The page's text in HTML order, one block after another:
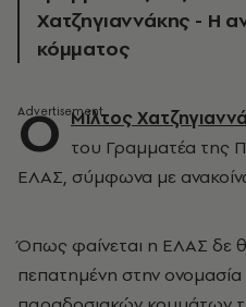
Χατζηγιαννάκης - Η
κόμματος
Ο Μίλτος
του Γραμματέα της
ΕΛΑΣ, σύμφωνα με
Όπως φαίνεται η ΕΛΑΣ δε
πεπατημένη στην